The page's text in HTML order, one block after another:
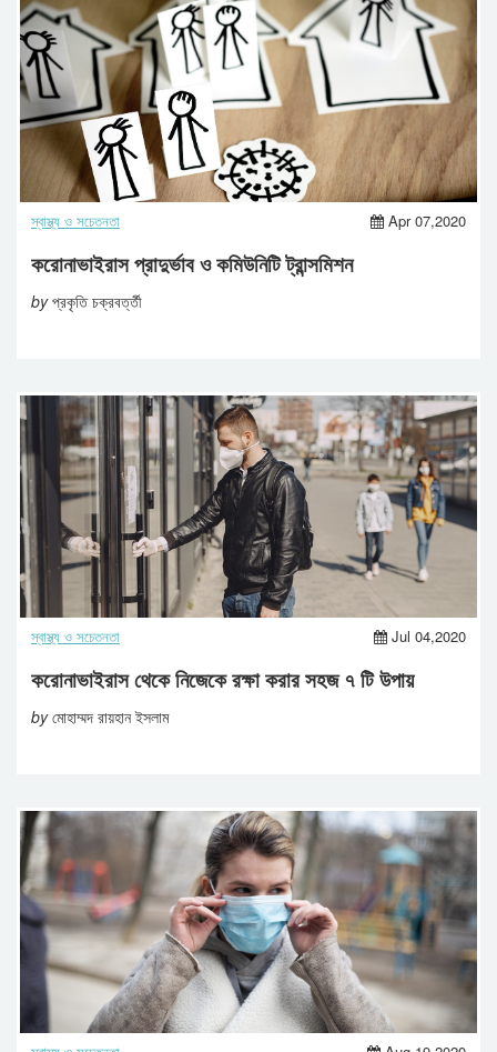
স্বাস্থ্য ও সচেতনতা Apr 07,2020
করোনাভাইরাস প্রাদুর্ভাব ও কমিউনিটি ট্রান্সমিশন
byপ্রকৃতি চক্রবর্ত্তী
স্বাস্থ্য ও সচেতনতা Jul 04,2020
করোনাভাইরাস থেকে নিজেকে রক্ষা করার সহজ ৭ টি উপায়
byমোহাম্মদ রায়হান ইসলাম